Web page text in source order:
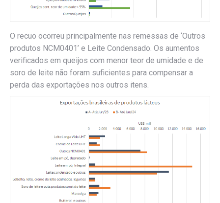
O recuo ocorreu principalmente nas remessas de ‘Outros
produtos NCM0401’ e Leite Condensado. Os aumentos
verificados em queijos com menor teor de umidade e de
soro de leite não foram suficientes para compensar a
perda das exportações nos outros itens.